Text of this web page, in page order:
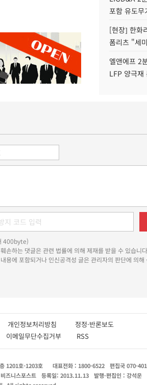
포함 유도무
[현장] 한화
폼리츠 "세
엘앤에프 2
LFP 양극재
400byte)
손하는 댓글은 관련 법률에 의해 제재를 받을 수 있습니
용에 포함되거나 인신공격성 글은 관리자의 판단에 의해
개인정보처리방침 정정·반론보도
이메일무단수집거부 RSS
1201호-1203호 대표전화 : 1800-6522 편집국 070-
즈니스포스트 등록일: 2013.11.13 발행·편집인 : 강석운